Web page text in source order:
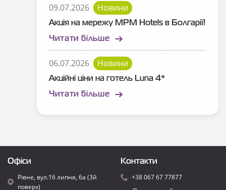
09.07.2026 Новини
Акція на мережу MPM Hotels в Болгарії!
Читати більше
06.07.2026 Новини
Акційні ціни на готель Luna 4*
Читати більше
Офіси
Рівне, вул.16 липня, 6а (3й
поверх)
Контакти
+38 067 67 77877